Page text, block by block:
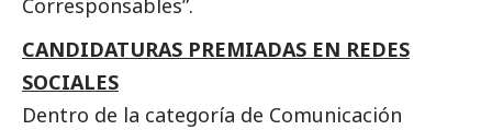
Corresponsables”.
CANDIDATURAS PREMIADAS EN REDES
SOCIALES
Dentro de la categoría de Comunicación